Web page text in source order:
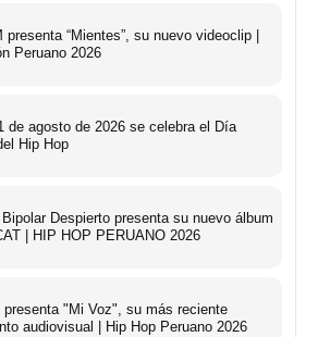
presenta “Mientes”, su nuevo videoclip |
Peruano 2026
de agosto de 2026 se celebra el Día
Hip Hop
Despierto presenta su nuevo álbum
| HIP HOP PERUANO 2026
presenta "Mi Voz", su más reciente
audiovisual | Hip Hop Peruano 2026